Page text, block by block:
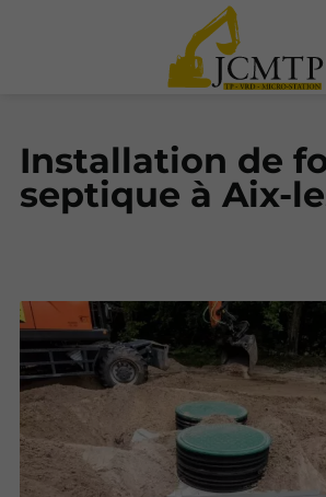
Installation de
septique à Aix-